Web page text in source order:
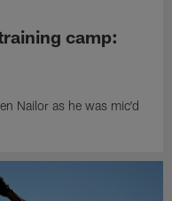
camp:
Nailor as he was mic'd